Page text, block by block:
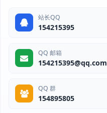
站长QQ
154215395
QQ 邮箱
154215395@qq.com
QQ 群
154895805